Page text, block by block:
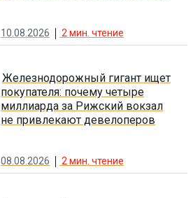
10.08.2026 2 мин. чтение
Железнодорожный гигант ищет
покупателя: почему четыре
миллиарда за Рижский вокзал
не привлекают девелоперов
08.08.2026 2 мин. чтение